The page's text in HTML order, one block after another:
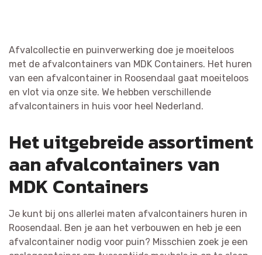
Afvalcollectie en puinverwerking doe je moeiteloos
met de afvalcontainers van MDK Containers. Het huren
van een afvalcontainer in Roosendaal gaat moeiteloos
en vlot via onze site. We hebben verschillende
afvalcontainers in huis voor heel Nederland.
Het uitgebreide assortiment
aan afvalcontainers van
MDK Containers
Je kunt bij ons allerlei maten afvalcontainers huren in
Roosendaal. Ben je aan het verbouwen en heb je een
afvalcontainer nodig voor puin? Misschien zoek je een